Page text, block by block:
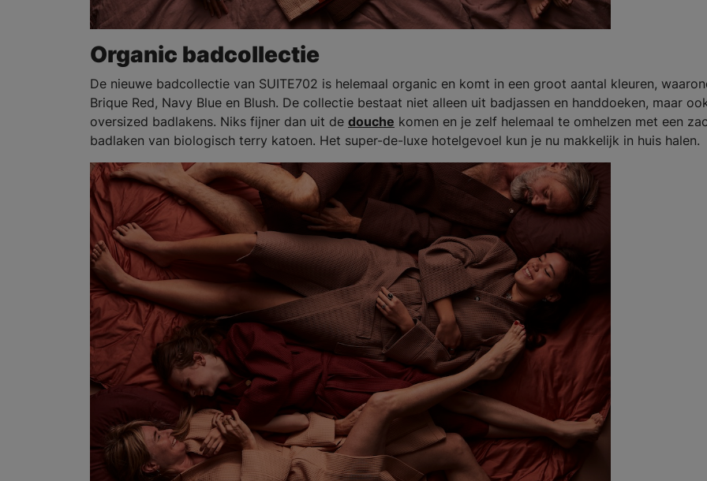
Organic badcollectie
De nieuwe badcollectie van SUITE702 is helemaal organic en komt in een groot aantal kleuren,
Brique Red, Navy Blue en Blush. De collectie bestaat niet alleen uit badjassen en handdoeken, maar
oversized badlakens. Niks fijner dan uit de douche komen en je zelf helemaal te omhelzen met een
badlaken van biologisch terry katoen. Het super-de-luxe hotelgevoel kun je nu makkelijk in huis halen.